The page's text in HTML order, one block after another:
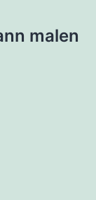
malen